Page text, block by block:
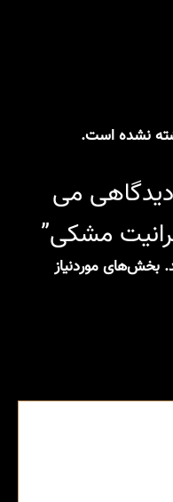
نشده است.
می
مشکی”
بخش‌های موردنیاز